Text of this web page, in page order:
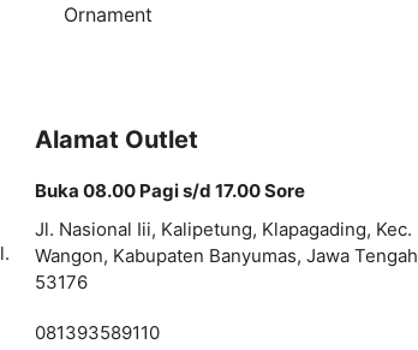
Ornament
Alamat Outlet
Buka 08.00 Pagi s/d 17.00 Sore
Jl. Nasional Iii, Kalipetung, Klapagading, Kec.
Wangon, Kabupaten Banyumas, Jawa Tengah
53176
081393589110